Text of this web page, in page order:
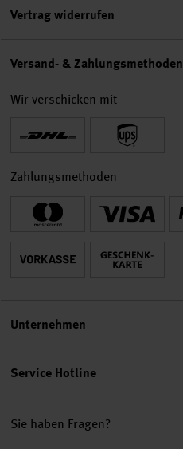
Service Hotline
Sie haben Fragen?
Vertrag widerrufen
Versand- & Zahlungsmethoden
Wir verschicken mit
Zahlungsmethoden
Unternehmen